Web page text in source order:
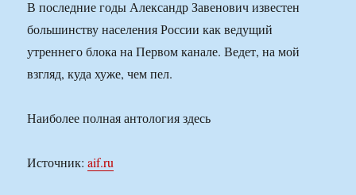
В последние годы Александр Завенович известен
большинству населения России как ведущий
утреннего блока на Первом канале. Ведет, на мой
взгляд, куда хуже, чем пел.
Наиболее полная антология здесь
Источник:aif.ru